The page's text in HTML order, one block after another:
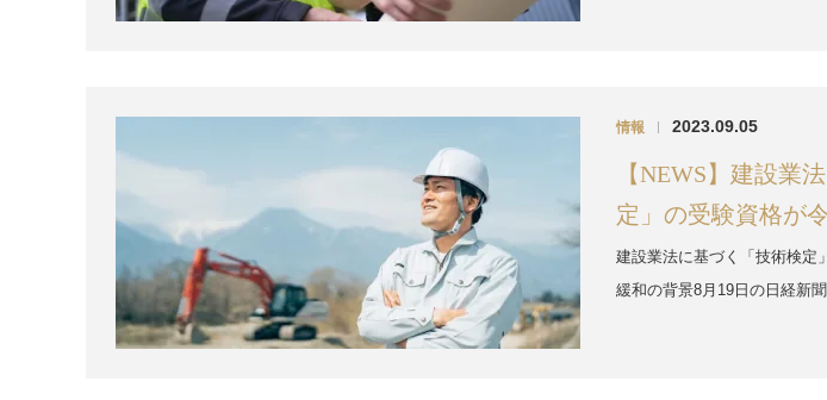
情報 | 2023.09.05
【NEWS】建設業
定」の受験資格が
建設業法に基づく「技術検定
緩和の背景8月19日の日経新